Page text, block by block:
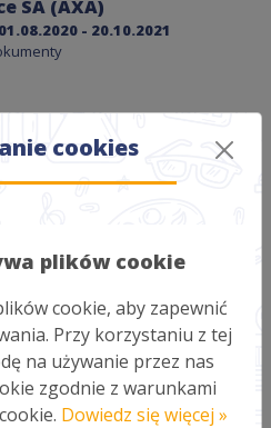
SA (AXA)
01.08.2020 - 20.10.2021
(OWU)
cookies
plików cookie
cookie, aby zapewnić
Przy korzystaniu z tej
na używanie przez nas
zgodnie z warunkami
Dowiedz się więcej »